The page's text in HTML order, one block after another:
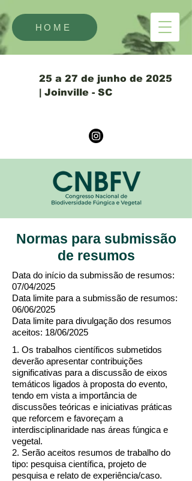
HOME
25 a 27 de junho de 2025
| Joinville - SC
Normas para submissão
de resumos
Data do início da submissão de resumos:
07/04/2025
Data limite para a submissão de resumos:
06/06/2025
Data limite para divulgação dos resumos
aceitos: 18/06/2025
1. Os trabalhos científicos submetidos
deverão apresentar contribuições
significativas para a discussão de eixos
temáticos ligados à proposta do evento,
tendo em vista a importância de
discussões teóricas e iniciativas práticas
que reforcem e favoreçam a
interdisciplinaridade nas áreas fúngica e
vegetal.
2. Serão aceitos resumos de trabalho do
tipo: pesquisa científica, projeto de
pesquisa e relato de experiência/caso.